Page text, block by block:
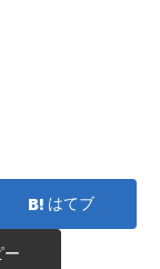
はてブ
ー